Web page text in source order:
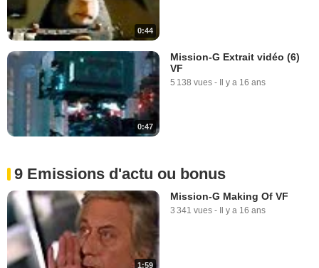
0:44
0:47
Mission-G Extrait vidéo (6)
VF
5 138 vues - Il y a 16 ans
9 Emissions d'actu ou bonus
1:59
Mission-G Making Of VF
3 341 vues - Il y a 16 ans